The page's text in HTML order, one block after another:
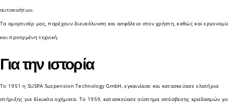
αυτοκινήτων.
Τα αμορτισέρ μας, παρέχουν διευκόλυνση και ασφάλεια στον χρήστη, καθώς και
και προηγμένη τεχνική.
Για την ιστορία
Το 1951 η SUSPA Suspension Technology GmbH, εγκαινίασε και κατασκεύασε ελατήρια
στήριξης για δίκυκλα οχήματα. Το 1959, κατασκεύασε σύστημα απόσβεσης κραδασμών